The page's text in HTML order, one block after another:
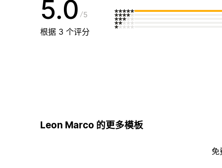
5.0 5
根据 3 个评分
Leon Marco 的更多模板
免